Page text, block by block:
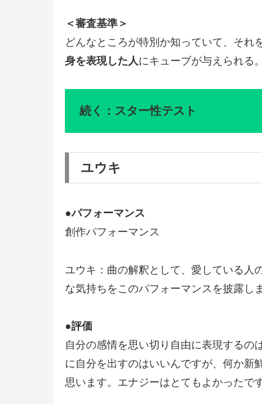
＜審査基準＞
どんなところが特別か知っていて、それ
身を表現した人にキューブが与えられる
続く：スター性テスト
ユウキ
●パフォーマンス
創作パフォーマンス
ユウキ：曲の解釈として、愛している人
な気持ちをこのパフォーマンスを披露し
●評価
自分の感情を思い切り自由に表現するの
に自分を出すのはいいんですが、何か新
思います。エナジーはとてもよかったで